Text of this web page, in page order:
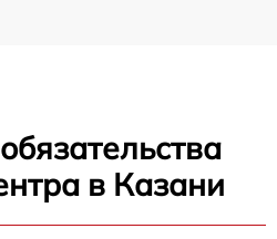
в Казани